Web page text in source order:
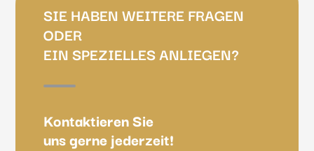
SIE HABEN WEITERE FRAGEN
ODER
EIN SPEZIELLES ANLIEGEN?
Kontaktieren Sie
uns gerne jederzeit!